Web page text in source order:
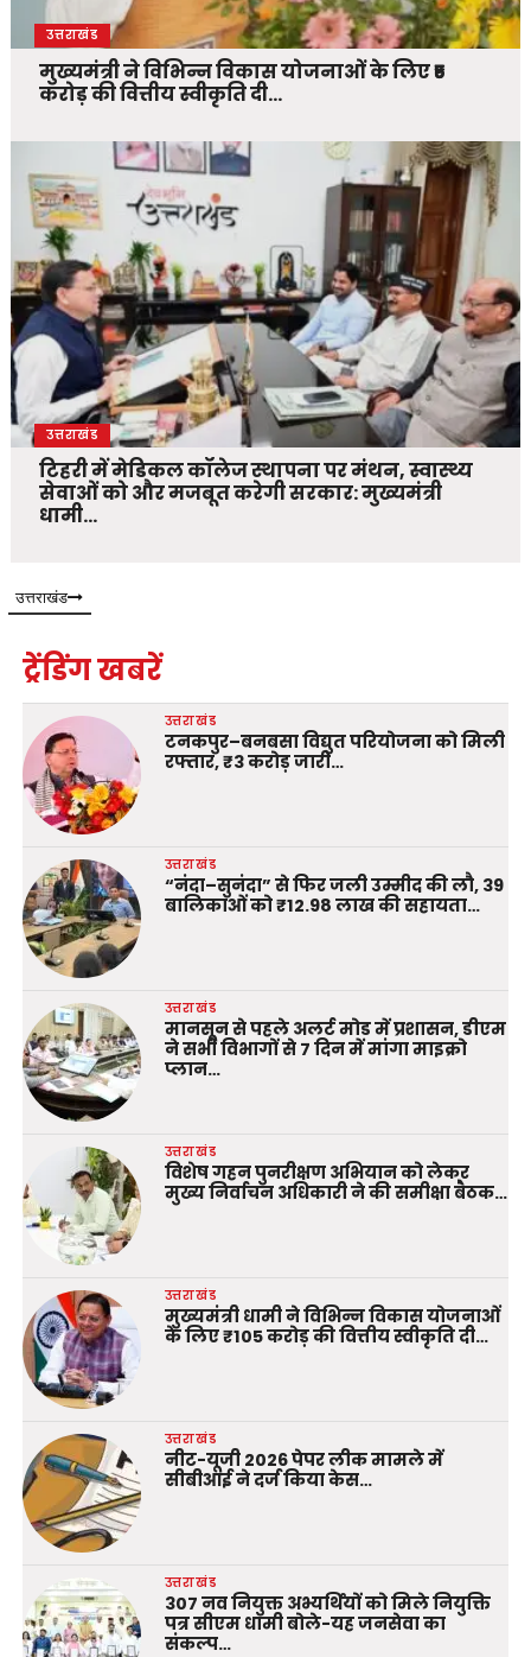
उत्तराखंड
मुख्यमंत्री ने विभिन्न विकास योजनाओं के लिए ₹5
करोड़ की वित्तीय स्वीकृति दी…
उत्तराखंड
टिहरी में मेडिकल कॉलेज स्थापना पर मंथन, स्वास्थ्य
सेवाओं को और मजबूत करेगी सरकार: मुख्यमंत्री
धामी…
उत्तराखंड
ट्रेंडिंग खबरें
उत्तराखंड
टनकपुर–बनबसा विद्युत परियोजना को मिली
रफ्तार, ₹3 करोड़ जारी…
उत्तराखंड
“नंदा–सुनंदा” से फिर जली उम्मीद की लौ, 39
बालिकाओं को ₹12.98 लाख की सहायता…
उत्तराखंड
मानसून से पहले अलर्ट मोड में प्रशासन, डीएम
ने सभी विभागों से 7 दिन में मांगा माइक्रो
प्लान…
उत्तराखंड
विशेष गहन पुनरीक्षण अभियान को लेकर
मुख्य निर्वाचन अधिकारी ने की समीक्षा बैठक…
उत्तराखंड
मुख्यमंत्री धामी ने विभिन्न विकास योजनाओं
के लिए ₹105 करोड़ की वित्तीय स्वीकृति दी…
उत्तराखंड
नीट-यूजी 2026 पेपर लीक मामले में
सीबीआई ने दर्ज किया केस…
उत्तराखंड
307 नव नियुक्त अभ्यर्थियों को मिले नियुक्ति
पत्र सीएम धामी बोले-यह जनसेवा का
संकल्प…